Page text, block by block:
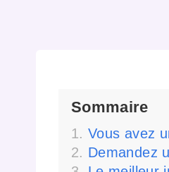
Sommaire
Vous avez
Demandez